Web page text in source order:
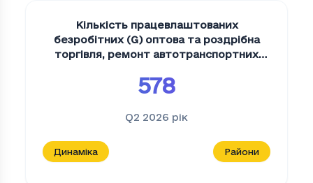
Кількість працевлаштованих
безробітних (G) оптова та роздрібна
торгівля, ремонт автотранспортних
578
Q2 2026 рік
Динаміка Райони